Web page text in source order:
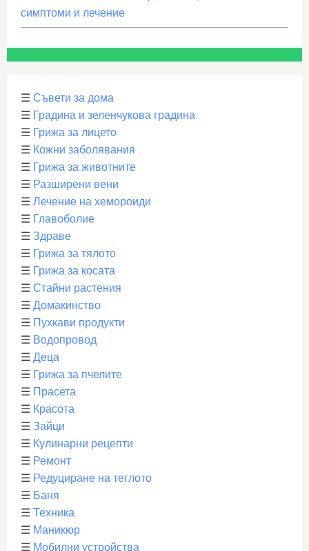
симптоми и лечение
☰ Съвети за дома
☰ Градина и зеленчукова градина
☰ Грижа за лицето
☰ Кожни заболявания
☰ Грижа за животните
☰ Разширени вени
☰ Лечение на хемороиди
☰ Главоболие
☰ Здраве
☰ Грижа за тялото
☰ Грижа за косата
☰ Стайни растения
☰ Домакинство
☰ Пухкави продукти
☰ Водопровод
☰ Деца
☰ Грижа за пчелите
☰ Прасета
☰ Красота
☰ Зайци
☰ Кулинарни рецепти
☰ Ремонт
☰ Редуциране на теглото
☰ Баня
☰ Техника
☰ Маникюр
☰ Мобилни устройства